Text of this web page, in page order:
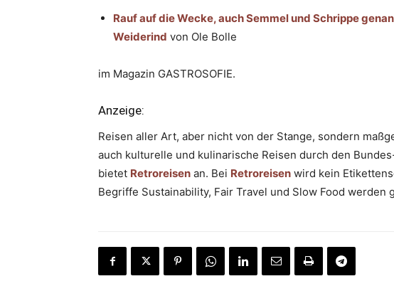
Rauf auf die Wecke, auch Semmel und Schrippe
Weiderind von Ole Bolle
im Magazin GASTROSOFIE.
Anzeige:
Reisen aller Art, aber nicht von der Stange, sondern
auch kulturelle und kulinarische Reisen durch den
bietet Retroreisen an. Bei Retroreisen wird kein
Begriffe Sustainability, Fair Travel und Slow Food werden